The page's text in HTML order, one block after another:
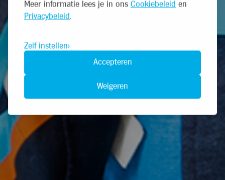
Meer informatie lees je in ons Cookiebeleid en
Privacybeleid.
Zelf instellen
Weigeren
Accepteren